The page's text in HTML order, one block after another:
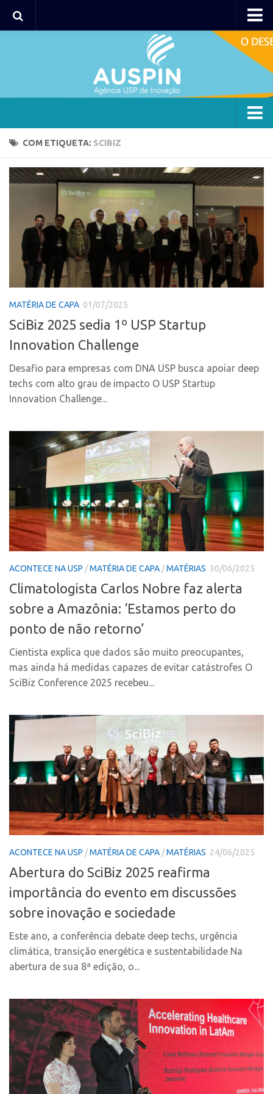
Polos
Polo Capital
Polo Lorena
Polo Ribeirão Preto
Polo São Carlos
Programas
Bolsa 2025
Startup USP
Conexão USP
Conexão Inter-USP
Leis e Normas
Portal do Inventor
Inteligência Competitiva
Chamamento
EMBRAPIIs
CPEs
INCTs
PRPI/USP
InovaUSP
Comunicação
Eventos
Agenda AUSPIN
Fala Inovação
Premiações
Edição 2017
Inovação em Números
AUSPIN
Destaques do Mês
Agência
Institucional
Coordenação
Programas
Bolsa Empreendedorismo
PGI-USP
Conexão USP
Conexão Inter-USP
Leis e Normas
Portal do Inventor
Agency
Institucional
Coordenação
Polos
Polo Capital
Polo Lorena
Polo Ribeirão Preto
Polo São Carlos
Programas
Bolsa 2025
Startup USP
Conexão USP
Conexão Inter-USP
Portal do Inventor
Inteligência Competitiva
Chamamento
Pesquisa na USP
EMBRAPIIs
CEPIDs
INCTs
PRPI/USP
InovaUSP
Comunicação
Eventos
Edição 2017
Edição 2019
Edição 2021
Inovação em Números
AUSPIN
Destaques do Mês
Agência
Institucional
Coordenação
Polos
Polo Capital
Polo Ribeirão Preto
Polo São Carlos
Programas
Bolsa Empreendedorismo
Bolsa Startup USP
COM ETIQUETA: SCIBIZ
MATÉRIA DE CAPA 01/07/2025
SciBiz 2025 sedia 1º USP Startup
Innovation Challenge
Desafio para empresas com DNA USP busca apoiar deep
techs com alto grau de impacto O USP Startup
Innovation Challenge...
ACONTECE NA USP /MATÉRIA DE CAPA /MATÉRIAS 30/06/2025
Climatologista Carlos Nobre faz alerta
sobre a Amazônia: ‘Estamos perto do
ponto de não retorno’
Cientista explica que dados são muito preocupantes,
mas ainda há medidas capazes de evitar catástrofes O
SciBiz Conference 2025 recebeu...
ACONTECE NA USP /MATÉRIA DE CAPA /MATÉRIAS 24/06/2025
Abertura do SciBiz 2025 reafirma
importância do evento em discussões
sobre inovação e sociedade
Este ano, a conferência debate deep techs, urgência
climática, transição energética e sustentabilidade Na
abertura de sua 8ª edição, o...